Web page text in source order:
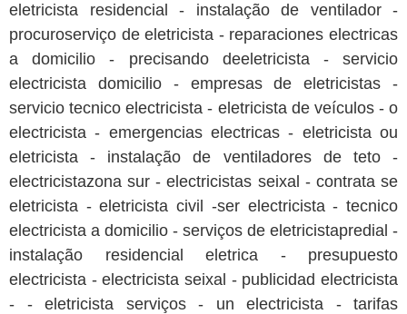
eletricista residencial - instalação de ventilador -
procuroserviço de eletricista - reparaciones electricas
a domicilio - precisando deeletricista - servicio
electricista domicilio - empresas de eletricistas -
servicio tecnico electricista - eletricista de veículos - o
electricista - emergencias electricas - eletricista ou
eletricista - instalação de ventiladores de teto -
electricistazona sur - electricistas seixal - contrata se
eletricista - eletricista civil -ser electricista - tecnico
electricista a domicilio - serviços de eletricistapredial -
instalação residencial eletrica - presupuesto
electricista - electricista seixal - publicidad electricista
- - eletricista serviços - un electricista - tarifas